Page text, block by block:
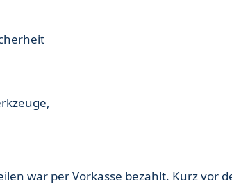
war per Vorkasse bezahlt. Kurz vor